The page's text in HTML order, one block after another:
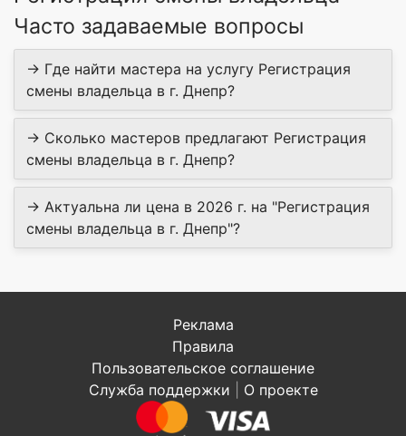
Часто задаваемые вопросы
→ Где найти мастера на услугу Регистрация
смены владельца в г. Днепр?
→ Сколько мастеров предлагают Регистрация
смены владельца в г. Днепр?
→ Актуальна ли цена в 2026 г. на "Регистрация
смены владельца в г. Днепр"?
Реклама
Правила
Пользовательское соглашение
Служба поддержки
О проекте